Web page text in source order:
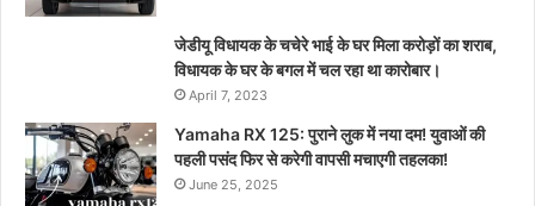
जेडीयू विधायक के चचेरे भाई के घर मिला करोड़ों का शराब,
विधायक के घर के बगल में चल रहा था कारोबार।
April 7, 2023
Yamaha RX 125: पुराने लुक में नया दम! युवाओं की
पहली पसंद फिर से करेगी वापसी मचाएगी तहलका!
June 25, 2025